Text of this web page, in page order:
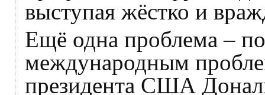
выступая жёстко и
Ещё одна проблема –
международным
президента США